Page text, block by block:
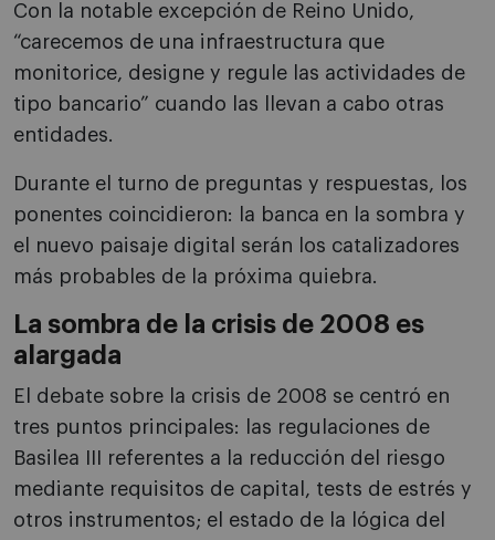
Con la notable excepción de Reino Unido,
“carecemos de una infraestructura que
monitorice, designe y regule las actividades de
tipo bancario” cuando las llevan a cabo otras
entidades.
Durante el turno de preguntas y respuestas, los
ponentes coincidieron: la banca en la sombra y
el nuevo paisaje digital serán los catalizadores
más probables de la próxima quiebra.
La sombra de la crisis de 2008 es
alargada
El debate sobre la crisis de 2008 se centró en
tres puntos principales: las regulaciones de
Basilea III referentes a la reducción del riesgo
mediante requisitos de capital, tests de estrés y
otros instrumentos; el estado de la lógica del